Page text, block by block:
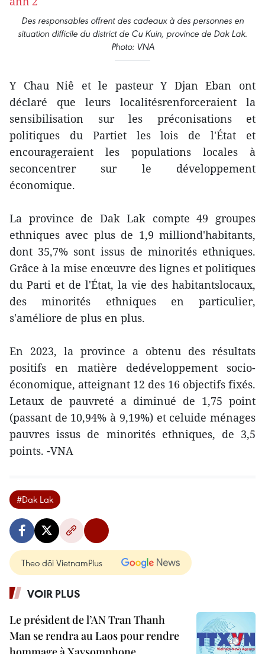
Des responsables offrent des cadeaux à des personnes en
situation difficile du district de Cu Kuin, province de Dak Lak.
Photo: VNA
Y Chau Niê et le pasteur Y Djan Eban ont
déclaré que leurs localitésrenforceraient la
sensibilisation sur les préconisations et
politiques du Partiet les lois de l'État et
encourageraient les populations locales à
seconcentrer sur le développement
économique.
La province de Dak Lak compte 49 groupes
ethniques avec plus de 1,9 milliond'habitants,
dont 35,7% sont issus de minorités ethniques.
Grâce à la mise enœuvre des lignes et politiques
du Parti et de l'État, la vie des habitantslocaux,
des minorités ethniques en particulier,
s'améliore de plus en plus.
En 2023, la province a obtenu des résultats
positifs en matière dedéveloppement socio-
économique, atteignant 12 des 16 objectifs fixés.
Letaux de pauvreté a diminué de 1,75 point
(passant de 10,94% à 9,19%) et celuide ménages
pauvres issus de minorités ethniques, de 3,5
points. -VNA
#Dak Lak
Theo dõi VietnamPlus
VOIR PLUS
Le président de l’AN Tran Thanh
Man se rendra au Laos pour rendre